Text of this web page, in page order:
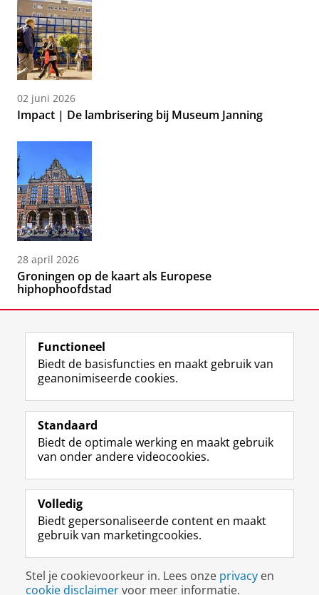
02 juni 2026
Impact | De lambrisering bij Museum Janning
28 april 2026
Groningen op de kaart als Europese
hiphophoofdstad
Volg de RUG
F
a
e
b
o
p
a
i
n
a
L
i
k
e
I
-
p
g
i
n
R
S
-
f
e
R
k
s
u
I
n
t
r
m
c
c
o
Y
o
T
e
k
a
a
Studiekiezers
Alumni
Over ons
Disclaimer & Copyright
Inloggen
Functioneel
Biedt de basisfuncties en maakt gebruik van
geanonimiseerde cookies.
Standaard
Biedt de optimale werking en maakt gebruik
van onder andere videocookies.
Volledig
Biedt gepersonaliseerde content en maakt
gebruik van marketingcookies.
Stel je cookievoorkeur in. Lees onze privacy en
cookie disclaimervoor meer informatie.